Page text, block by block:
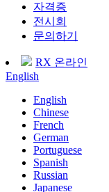
자격증
전시회
문의하기
RX 온라인
English
English
Chinese
French
German
Portuguese
Spanish
Russian
Japanese